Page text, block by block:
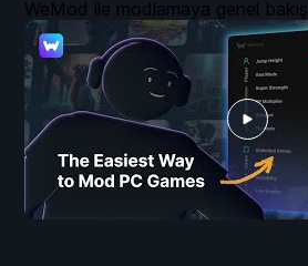
WeMod ile modlamaya genel bakış